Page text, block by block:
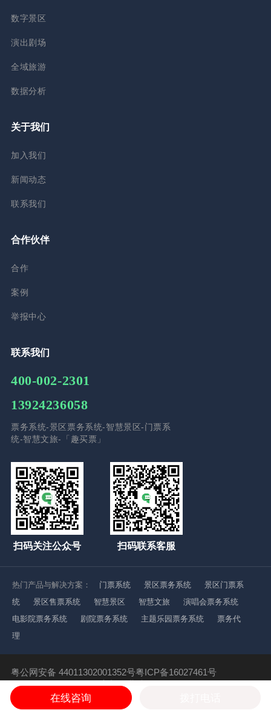
数字景区
演出剧场
全域旅游
数据分析
关于我们
加入我们
新闻动态
联系我们
合作伙伴
合作
案例
举报中心
联系我们
400-002-2301
13924236058
票务系统-景区票务系统-智慧景区-门票系
统-智慧文旅-「趣买票」
扫码关注公众号 扫码联系客服
热门产品与解决方案： 门票系统 景区票务系统
景区门票系
统
景区售票系统 智慧景区 智慧文旅
演唱会票务系统
电影院票务系统
剧院票务系统 主题乐园票务系统
票务代
理
粤公网安备 44011302001352号粤ICP备16027461号
Copyright ©2016-2021高新企业编号：GR201844002392
广东趣买票科技有限公司 版权所有
在线咨询